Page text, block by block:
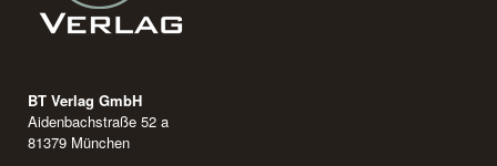
BT Verlag GmbH
Aidenbachstraße 52 a
81379 München